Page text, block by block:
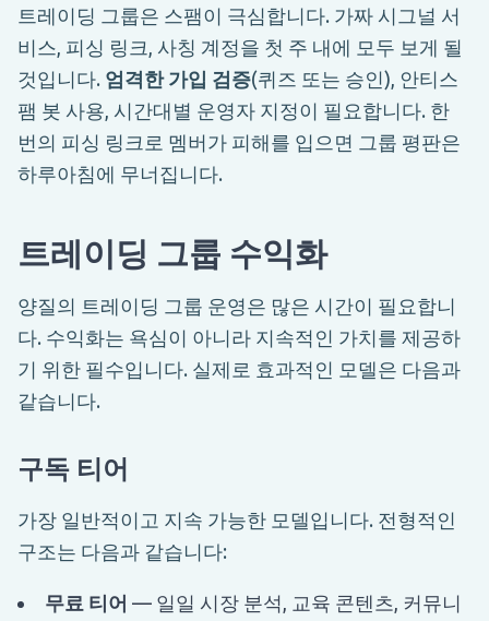
트레이딩 그룹은 스팸이 극심합니다. 가짜 시그널 서
비스, 피싱 링크, 사칭 계정을 첫 주 내에 모두 보게 될
것입니다. 엄격한 가입 검증(퀴즈 또는 승인), 안티스
팸 봇 사용, 시간대별 운영자 지정이 필요합니다. 한
번의 피싱 링크로 멤버가 피해를 입으면 그룹 평판은
하루아침에 무너집니다.
트레이딩 그룹 수익화
양질의 트레이딩 그룹 운영은 많은 시간이 필요합니
다. 수익화는 욕심이 아니라 지속적인 가치를 제공하
기 위한 필수입니다. 실제로 효과적인 모델은 다음과
같습니다.
구독 티어
가장 일반적이고 지속 가능한 모델입니다. 전형적인
구조는 다음과 같습니다:
무료 티어 — 일일 시장 분석, 교육 콘텐츠, 커뮤니